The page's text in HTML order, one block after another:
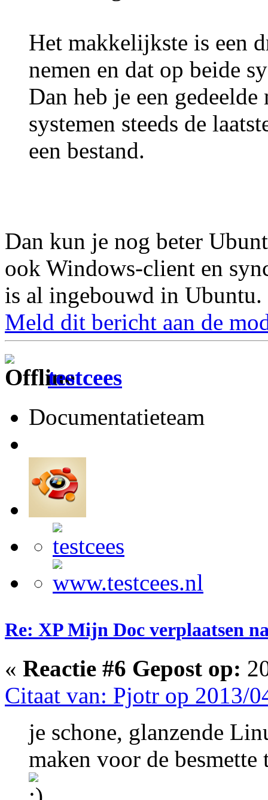
Het makkelijkste is een
nemen en dat op beide
Dan heb je een
systemen steeds de
een bestand.
Dan kun je nog beter
ook Windows-client en
is al ingebouwd in Ubuntu.
Meld dit bericht aan de
testcees
Documentatieteam
Re: XP Mijn Doc verplaatsen
« Reactie #6 Gepost op:
Citaat van: Pjotr op 2013/
je schone, glanzende
maken voor de